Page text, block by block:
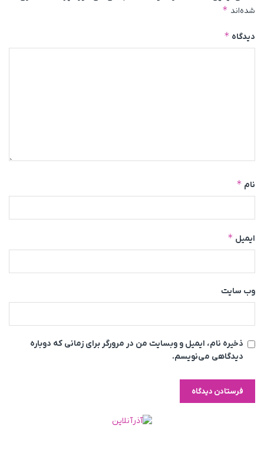
شده‌اند *
دیدگاه *
نام *
ایمیل *
وب‌ سایت
ذخیره نام، ایمیل و وبسایت من در مرورگر برای زمانی که دوباره
دیدگاهی می‌نویسم.